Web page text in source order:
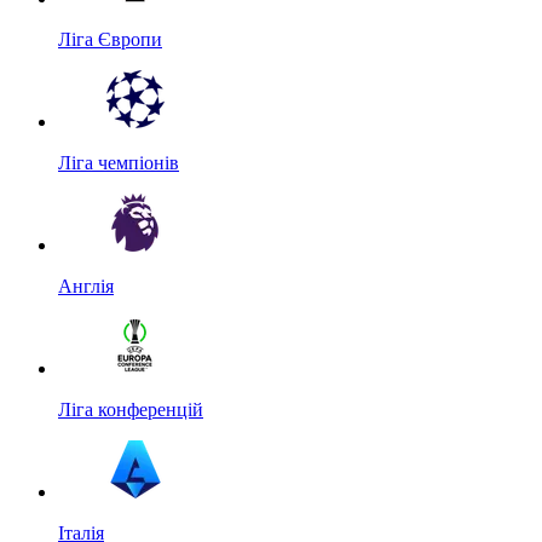
Ліга Європи
Ліга чемпіонів
Англія
Ліга конференцій
Італія